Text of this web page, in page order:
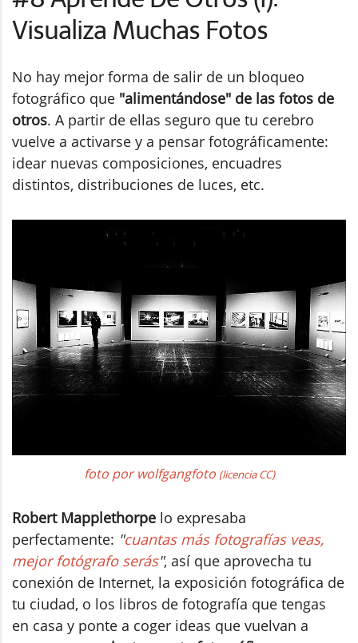
Visualiza Muchas Fotos
No hay mejor forma de salir de un bloqueo
fotográfico que "alimentándose" de las fotos de
otros. A partir de ellas seguro que tu cerebro
vuelve a activarse y a pensar fotográficamente:
idear nuevas composiciones, encuadres
distintos, distribuciones de luces, etc.
foto por wolfgangfoto (licencia CC)
Robert Mapplethorpe lo expresaba
perfectamente: "cuantas más fotografías veas,
mejor fotógrafo serás", así que aprovecha tu
conexión de Internet, la exposición fotográfica de
tu ciudad, o los libros de fotografía que tengas
en casa y ponte a coger ideas que vuelvan a